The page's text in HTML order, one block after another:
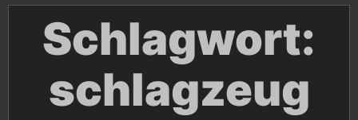
Schlagwort:
schlagzeug